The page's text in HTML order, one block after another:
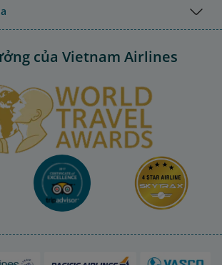
của Vietnam Airlines